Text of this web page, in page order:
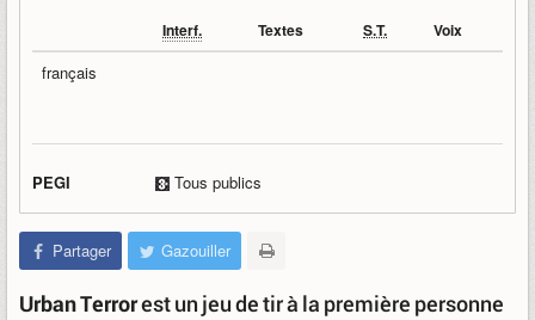
Interf. Textes S.T. Voix
français
PEGI Tous publics
Partager Gazouiller
Urban Terrorest un jeu de tir à la première personne